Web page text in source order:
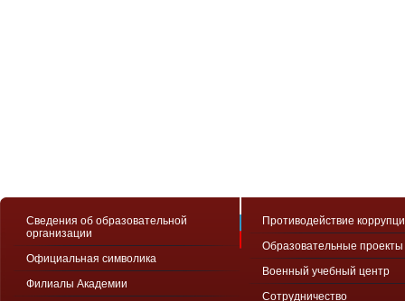
Сведения об образовательной
организации
Официальная символика
Филиалы Академии
Противодействие
Образовательные проекты
Военный учебный центр
Сотрудничество